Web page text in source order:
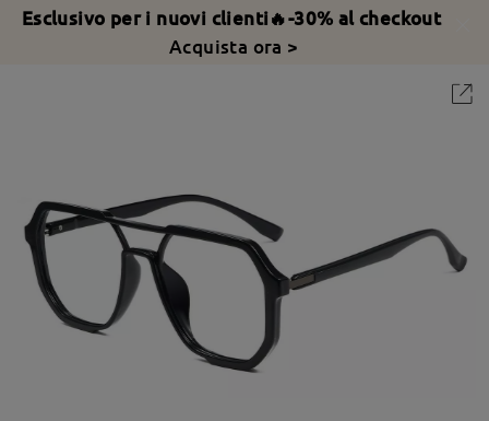
Esclusivo per i nuovi clienti🔥-30% al checkout
Acquista ora >